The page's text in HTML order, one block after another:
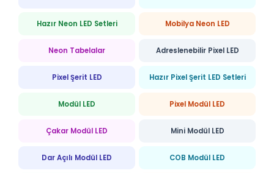
Hazır Neon LED Setleri Mobilya Neon LED
Neon Tabelalar Adreslenebilir Pixel LED
Pixel Şerit LED Hazır Pixel Şerit LED Setleri
Modül LED Pixel Modül LED
Çakar Modül LED Mini Modül LED
Dar Açılı Modül LED COB Modül LED